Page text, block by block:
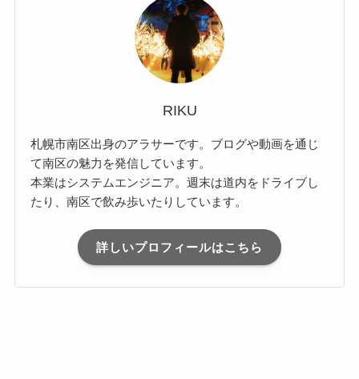
RIKU
札幌市南区出身のアラサーです。ブログや動画を通じ
て南区の魅力を発信しています。
本業はシステムエンジニア。週末は道内をドライブし
たり、南区で飲み歩いたりしています。
詳しいプロフィールはこちら